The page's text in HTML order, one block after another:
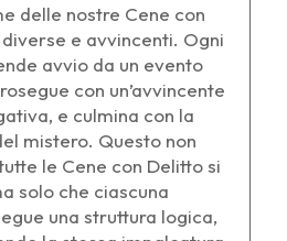
delle nostre Cene con
e avvincenti. Ogni
avvio da un evento
con un’avvincente
e culmina con la
mistero. Questo non
le Cene con Delitto si
solo che ciascuna
una struttura logica,